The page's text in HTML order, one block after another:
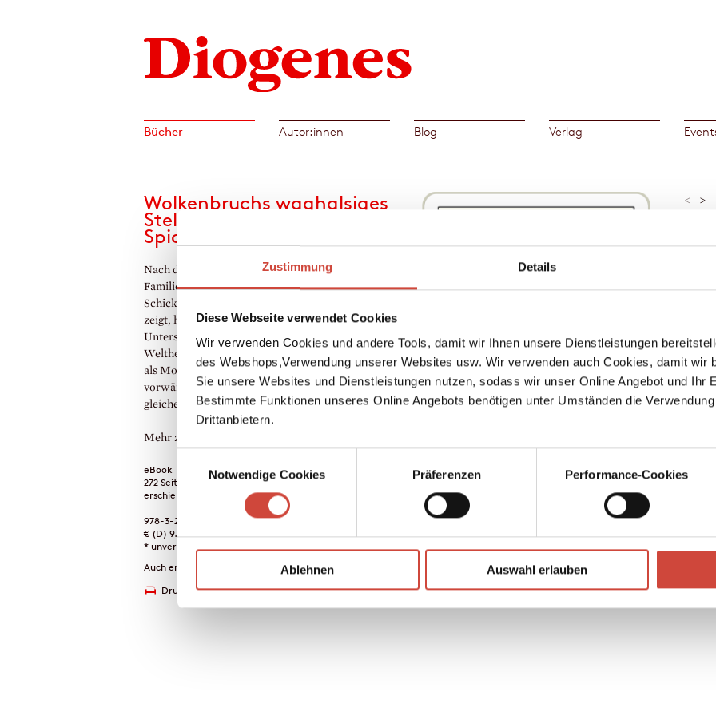
Zustimmung Details
Diese Webseite verwendet Cookies
Wir verwenden Cookies und andere Tools, damit wir Ihnen unsere Dienstleistungen
des Webshops,Verwendung unserer Websites usw. Wir verwenden auch Cookies, damit wir
Sie unsere Websites und Dienstleistungen nutzen, sodass wir unser Online Angebot und Ihr
Bestimmte Funktionen unseres Online Angebots benötigen unter Umständen die
Drittanbietern.
Notwendige Cookies
Präferenzen Performance-Cookies
Ablehnen Auswahl erlauben
Bücher Autor:innen Blog Verlag
Kaufen
Wolkenbruchs waghalsiges
Stelldichein mit der
Spionin
Nach dem Bruch mit seiner frommen jüdischen
Familie wird Motti Wolkenbruch von
Schicksalsgenossen aufgenommen. Wie sich bald
zeigt, haben die aber weit mehr als nur
Unterstützung im Sinn: Sie trachten nach der
Weltherrschaft. Bisher allerdings erfolglos. Erst
als Motti das Steuer übernimmt, geht es
vorwärts. Doch eine Gruppe von Nazis hat das
gleiche Ziel.
Mehr zum Inhalt
eBook
272 Seiten (Printausgabe)
erschienen am 25. September 2019
978-3-257-60985-1
€ (D) 9.99 / sFr 13.00* / € (A) 9.99
* unverb. Preisempfehlung
Auch erhältlich als
Drucken
< >
im